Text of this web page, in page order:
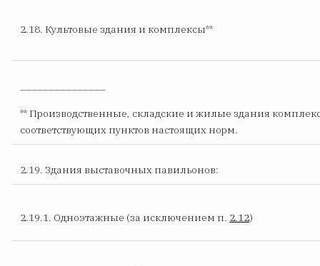
2.18. Культовые здания и комплексы**
** Производственные, складские и жилые здания
соответствующих пунктов настоящих норм.
2.19. Здания выставочных павильонов:
2.19.1. Одноэтажные (за исключением п. 2.12)